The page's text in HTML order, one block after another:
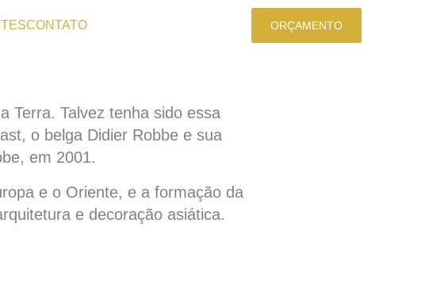
CONTATO ORÇAMENTO
Terra. Talvez tenha sido essa
o belga Didier Robbe e sua
em 2001.
e o Oriente, e a formação da
e decoração asiática.